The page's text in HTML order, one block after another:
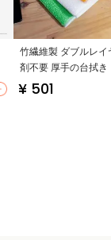
竹繊維製 ダブルレイ
剤不要 厚手の台拭き
チン用・毛が抜けな
¥ 501